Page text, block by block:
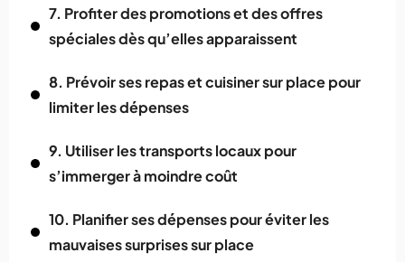
7. Profiter des promotions et des offres
spéciales dès qu’elles apparaissent
8. Prévoir ses repas et cuisiner sur place pour
limiter les dépenses
9. Utiliser les transports locaux pour
s’immerger à moindre coût
10. Planifier ses dépenses pour éviter les
mauvaises surprises sur place